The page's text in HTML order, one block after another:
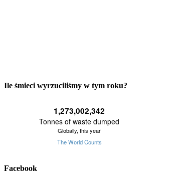
Ile śmieci wyrzuciliśmy w tym roku?
Facebook